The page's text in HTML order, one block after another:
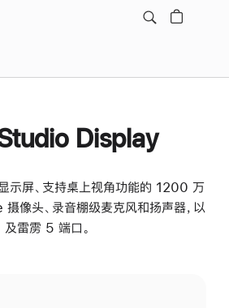
Display
示屏、支持桌上视角功能的 1200 万
像头、录音棚级麦克风和扬声器，以
及雷雳 5 端口。